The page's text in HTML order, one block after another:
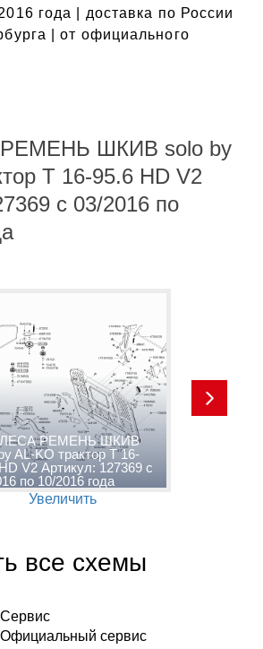
года | доставка по России
| от официального
ШКИВ solo by
T 16-95.6 HD V2
с 03/2016 по
РЕМЕНЬ ШКИВ
AL-KO трактор T 16-
V2 Артикул: 127369 с
по 10/2016 года
Увеличить
все схемы
Сервис
Официальный сервис